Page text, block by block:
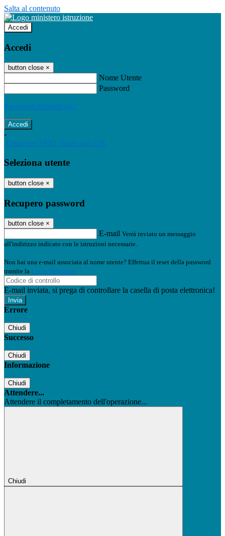
Salta al contenuto
Accedi
Accedi
button close ×
Nome Utente
Password
Password dimenticata?
-
Entra con SPID Entra con CIE
Seleziona utente
button close ×
Recupero password
button close ×
E-mail Verrà inviato un messaggio
all'indirizzo indicato con le istruzioni necessarie.
Non hai una e-mail associata al nome utente? Effettua il reset della password
tramite la Login Spaggiari
E-mail inviata, si prega di controllare la casella di posta elettronica!
Errore
Chiudi
Successo
Chiudi
Informazione
Chiudi
Attendere...
Attendere il completamento dell'operazione...
Chiudi